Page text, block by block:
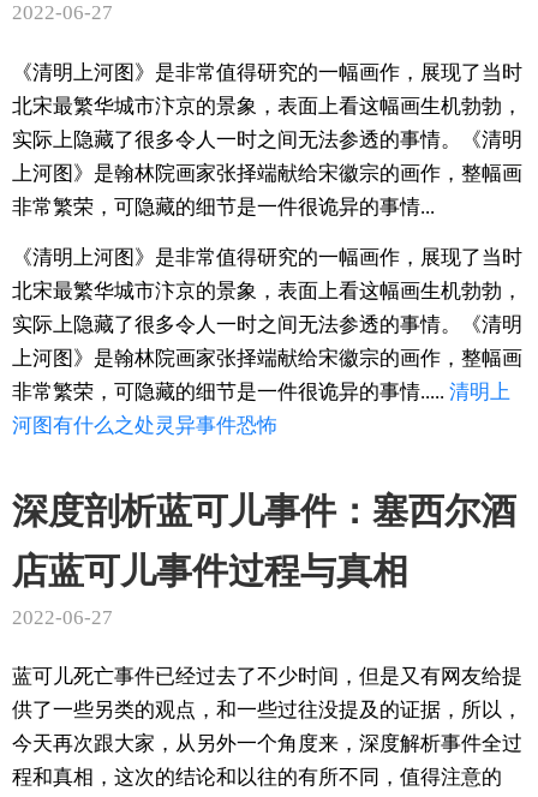
2022-06-27
《清明上河图》是非常值得研究的一幅画作，展现了当时
北宋最繁华城市汴京的景象，表面上看这幅画生机勃勃，
实际上隐藏了很多令人一时之间无法参透的事情。《清明
上河图》是翰林院画家张择端献给宋徽宗的画作，整幅画
非常繁荣，可隐藏的细节是一件很诡异的事情...
《清明上河图》是非常值得研究的一幅画作，展现了当时
北宋最繁华城市汴京的景象，表面上看这幅画生机勃勃，
实际上隐藏了很多令人一时之间无法参透的事情。《清明
上河图》是翰林院画家张择端献给宋徽宗的画作，整幅画
非常繁荣，可隐藏的细节是一件很诡异的事情..... 清明上
河图有什么之处灵异事件恐怖
深度剖析蓝可儿事件：塞西尔酒
店蓝可儿事件过程与真相
2022-06-27
蓝可儿死亡事件已经过去了不少时间，但是又有网友给提
供了一些另类的观点，和一些过往没提及的证据，所以，
今天再次跟大家，从另外一个角度来，深度解析事件全过
程和真相，这次的结论和以往的有所不同，值得注意的